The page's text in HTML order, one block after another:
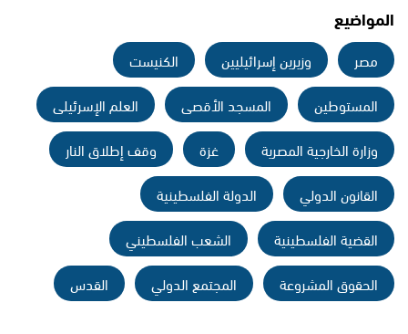
المواضيع
مصر وزيرين إسرائيليين
الكنيست
المستوطين
المسجد الأقصى
العلم الإسرئيلى
وزارة الخارجية المصرية
غزة
وقف إطلاق النار
القانون الدولي
الدولة الفلسطينية
القضية الفلسطينية
الشعب الفلسطيني
الحقوق المشروعة
المجتمع الدولي القدس